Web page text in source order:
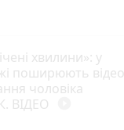
хвилини»: у
поширюють відео
чоловіка
ВІДЕО